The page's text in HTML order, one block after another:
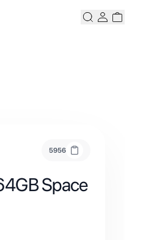
PretražiKorisnicki
5956
Space